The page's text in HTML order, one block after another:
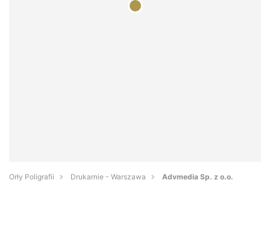
Orły Poligrafii Drukarnie - Warszawa Advmedia Sp. z o.o.